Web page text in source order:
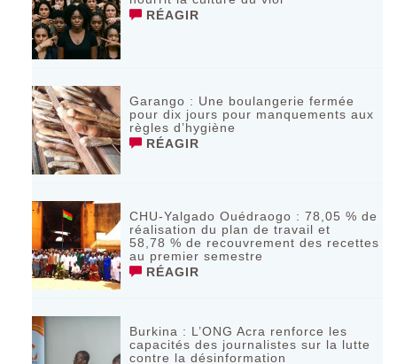
RÉAGIR
Garango : Une boulangerie fermée
pour dix jours pour manquements aux
règles d’hygiène
RÉAGIR
CHU-Yalgado Ouédraogo : 78,05 % de
réalisation du plan de travail et
58,78 % de recouvrement des recettes
au premier semestre
RÉAGIR
Burkina : L’ONG Acra renforce les
capacités des journalistes sur la lutte
contre la désinformation